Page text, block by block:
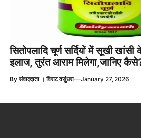
सितोपलादि चूर्ण सर्दियों में सूखी खांसी
इलाज, तुरंत आराम मिलेगा,जानिए
Byसंवाददाता । विराट वसुंधरा—January 27, 2026